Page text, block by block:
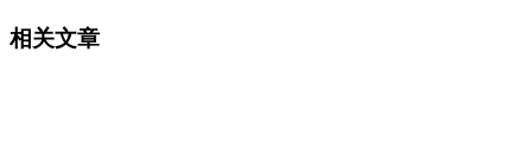
相关文章